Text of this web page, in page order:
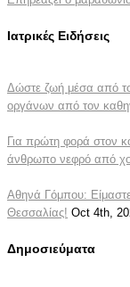
Ιατρικές Ειδήσεις
Δώστε ζωή μέσα από
οργάνων από τον
Για πρώτη φορά στον
άνθρωπο νεφρό από
Αθηνά Γόμπου: Είμαστε
Θεσσαλίας! Oct 4th,
Δημοσιεύματα